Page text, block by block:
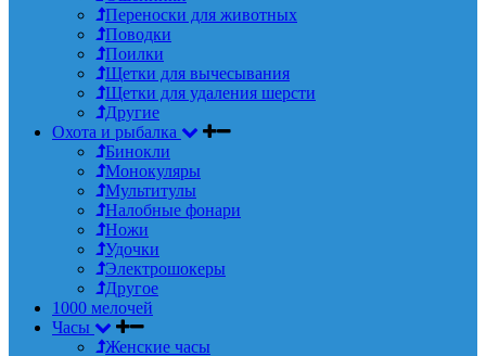
Переноски для животных
Поводки
Поилки
Щетки для вычесывания
Щетки для удаления шерсти
Другие
Охота и рыбалка
Бинокли
Монокуляры
Мультитулы
Налобные фонари
Ножи
Удочки
Электрошокеры
Другое
1000 мелочей
Часы
Женские часы